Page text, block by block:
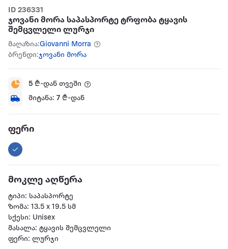
ID 236331
ჯოვანი მორა საპასპორტე ტრფობა ტყავის
შემცვლელი ლურჯი
მაღაზია:Giovanni Morra
ბრენდი:ჯოვანი მორა
5 ₾-დან თვეში
მიტანა: 7 ₾-დან
ფერი
მოკლე აღწერა
ტიპი: საპასპორტე
ზომა: 13.5 x 19.5 სმ
სქესი: Unisex
მასალა: ტყავის შემცვლელი
ფერი: ლურჯი